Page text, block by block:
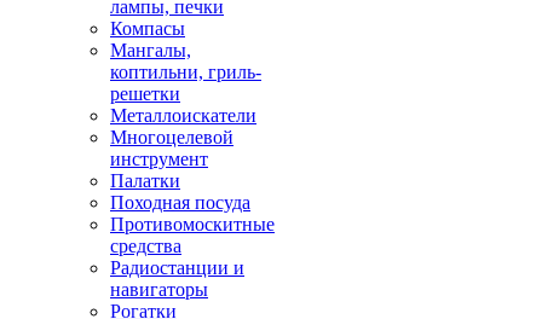
лампы, печки
Компасы
Мангалы,
коптильни, гриль-
решетки
Металлоискатели
Многоцелевой
инструмент
Палатки
Походная посуда
Противомоскитные
средства
Радиостанции и
навигаторы
Рогатки